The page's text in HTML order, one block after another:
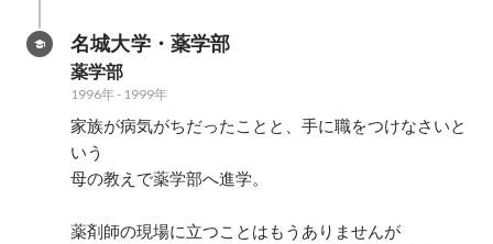
名城大学・薬学部
薬学部
1996年- 1999年
家族が病気がちだったことと、手に職をつけなさいと
いう
母の教えで薬学部へ進学。
薬剤師の現場に立つことはもうありませんが